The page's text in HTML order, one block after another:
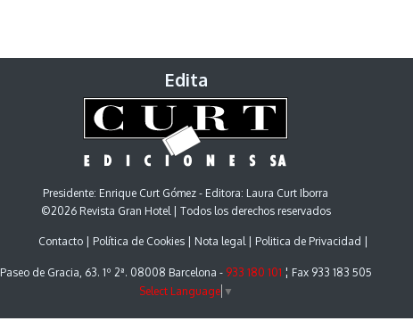
Edita
Presidente: Enrique Curt Gómez - Editora: Laura Curt Iborra
©2026 Revista Gran Hotel | Todos los derechos reservados
Contacto Política de Cookies Nota legal Politica de Privacidad
Paseo de Gracia, 63. 1º 2ª. 08008 Barcelona - 933 180 101 ¦ Fax 933 183 505
Select Language ▼